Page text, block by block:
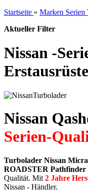
Startseite » Marken Serien
Aktueller Filter
Nissan -
Nissan
Serien-
Turbolader Nissan
ROADSTER Pathfinder
Qualität. Mit 2 Jahre
Nissan - Händler.